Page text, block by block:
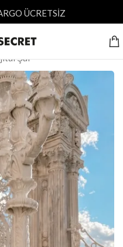
ÜCRETSİZ
Şal